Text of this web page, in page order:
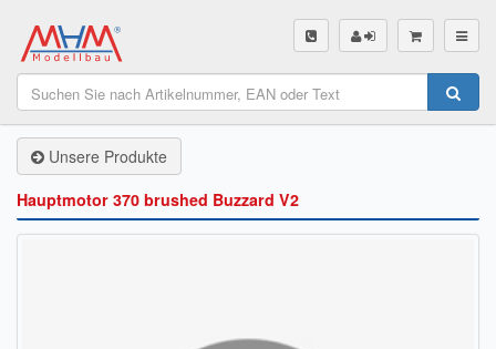
SHOP
Unsere Produkte
Servo Finder
Unsere Produkte
Hauptmotor 370 brushed Buzzard V2